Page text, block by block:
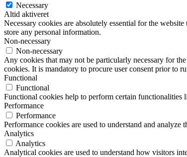
Necessary
Altid aktiveret
Necessary cookies are absolutely essential for the
store any personal information.
Non-necessary
Non-necessary
Any cookies that may not be particularly necessary for
cookies. It is mandatory to procure user consent prior to
Functional
Functional
Functional cookies help to perform certain functionalities
Performance
Performance
Performance cookies are used to understand and
Analytics
Analytics
Analytical cookies are used to understand how visitors